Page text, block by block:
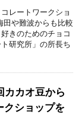
レートワークショ
田や難波からも比較
きのためのチョコ
研究所」の所長ち
カカオ豆から
クショップを